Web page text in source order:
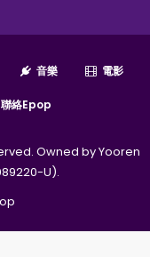
音樂 電影
聯絡epop
Owned by Yooren
U).